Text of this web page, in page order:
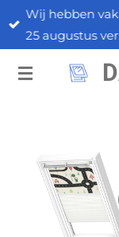
Ga
direct
de
Wij hebben
25 augustus